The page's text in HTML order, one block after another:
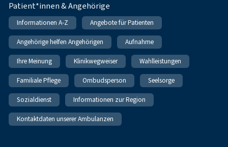
Patient*innen & Angehörige
Informationen A-Z Angebote für Patienten
Angehörige helfen Angehörigen Aufnahme
Ihre Meinung Klinikwegweiser Wahlleistungen
Familiale Pflege Ombudsperson Seelsorge
Sozialdienst Informationen zur Region
Kontaktdaten unserer Ambulanzen